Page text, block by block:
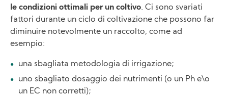
le condizioni ottimali per un coltivo. Ci sono svariati
fattori durante un ciclo di coltivazione che possono far
diminuire notevolmente un raccolto, come ad
esempio:
una sbagliata metodologia di irrigazione;
uno sbagliato dosaggio dei nutrimenti (o un Ph e\o
un EC non corretti);